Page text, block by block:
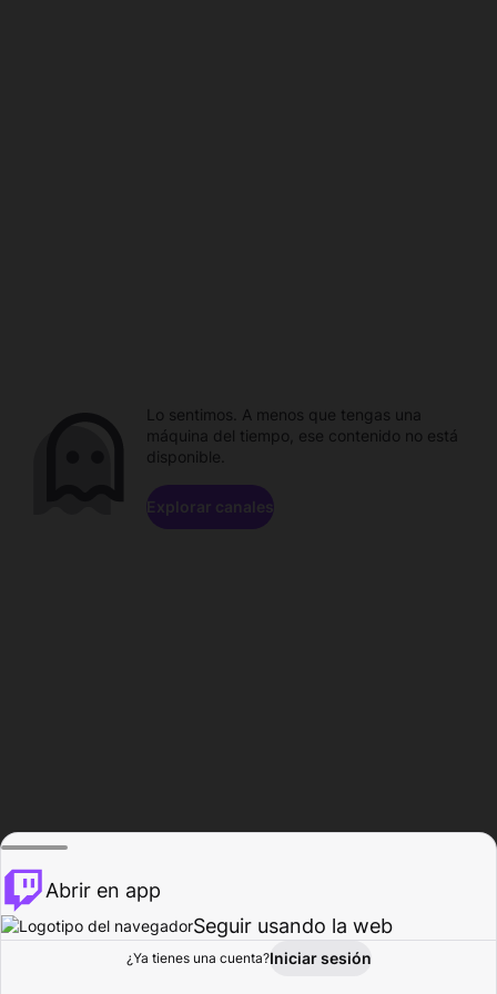
Explorar Actividad
Lo sentimos. A menos que tengas una
máquina del tiempo, ese contenido no está
disponible.
Explorar canales
Abrir en app
Seguir usando la web
¿Ya tienes una cuenta?Iniciar sesión